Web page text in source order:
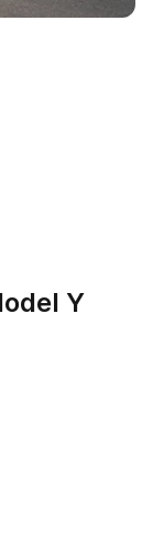
Y